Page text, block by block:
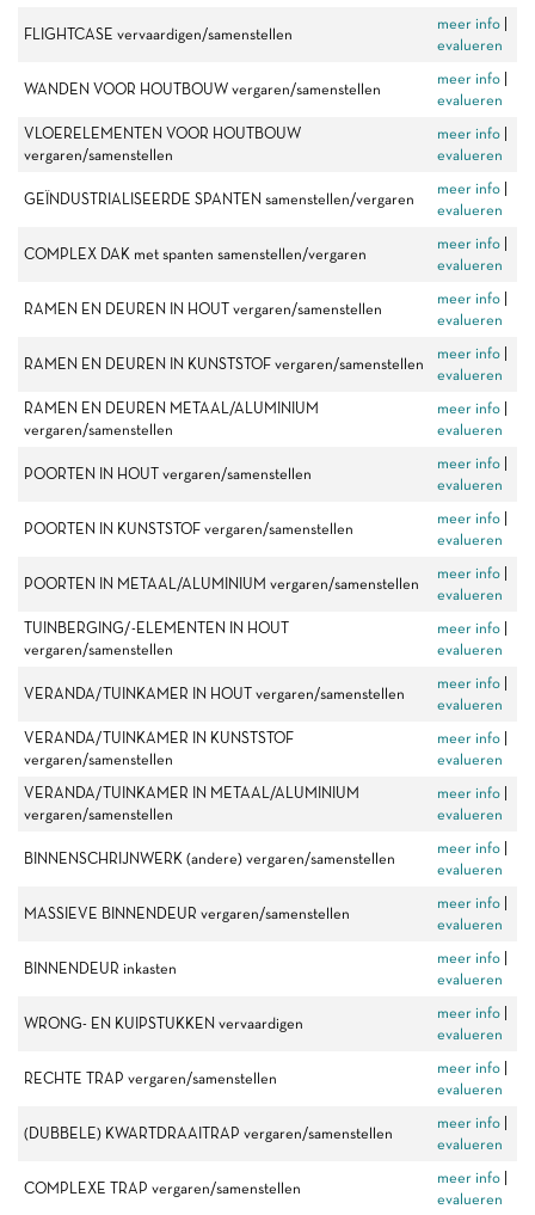
FLIGHTCASE vervaardigen/samenstellen
meer info
evalueren
WANDEN VOOR HOUTBOUW vergaren/samenstellen
meer info
evalueren
VLOERELEMENTEN VOOR HOUTBOUW
vergaren/samenstellen
meer info
evalueren
GEÏNDUSTRIALISEERDE SPANTEN samenstellen/vergaren
meer info
evalueren
COMPLEX DAK met spanten samenstellen/vergaren
meer info
evalueren
RAMEN EN DEUREN IN HOUT vergaren/samenstellen
meer info
evalueren
RAMEN EN DEUREN IN KUNSTSTOF vergaren/samenstellen
meer info
evalueren
RAMEN EN DEUREN METAAL/ALUMINIUM
vergaren/samenstellen
meer info
evalueren
POORTEN IN HOUT vergaren/samenstellen
meer info
evalueren
POORTEN IN KUNSTSTOF vergaren/samenstellen
meer info
evalueren
POORTEN IN METAAL/ALUMINIUM vergaren/samenstellen
meer info
evalueren
TUINBERGING/-ELEMENTEN IN HOUT
vergaren/samenstellen
meer info
evalueren
VERANDA/TUINKAMER IN HOUT vergaren/samenstellen
meer info
evalueren
VERANDA/TUINKAMER IN KUNSTSTOF
vergaren/samenstellen
meer info
evalueren
VERANDA/TUINKAMER IN METAAL/ALUMINIUM
vergaren/samenstellen
meer info
evalueren
BINNENSCHRIJNWERK (andere) vergaren/samenstellen
meer info
evalueren
MASSIEVE BINNENDEUR vergaren/samenstellen
meer info
evalueren
BINNENDEUR inkasten
meer info
evalueren
WRONG- EN KUIPSTUKKEN vervaardigen
meer info
evalueren
RECHTE TRAP vergaren/samenstellen
meer info
evalueren
(DUBBELE) KWARTDRAAITRAP vergaren/samenstellen
meer info
evalueren
COMPLEXE TRAP vergaren/samenstellen
meer info
evalueren